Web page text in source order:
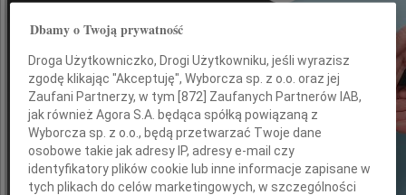
Wspominaj Bliskich
Na Odeszli.pl
Jak ich zapamiętaliśmy? Serwis
odeszli.pl z Grupy Wyborcza, to
możliwość stworzenia unikalnego
wspomnienia. Dziel się nim z rodziną i
przyjaciółmi.
Dbamy o Twoją prywatność
Droga Użytkowniczko, Drogi Użytkowniku, jeśli wyrazisz
zgodę klikając "Akceptuję", Wyborcza sp. z o.o. oraz jej
Zaufani Partnerzy, w tym [872 ] Zaufanych Partnerów IAB,
jak również Agora S.A. będąca spółką powiązaną z
Wyborcza sp. z o.o., będą przetwarzać Twoje dane
osobowe takie jak adresy IP, adresy e-mail czy
identyfikatory plików cookie lub inne informacje zapisane w
tych plikach do celów marketingowych, w szczególności